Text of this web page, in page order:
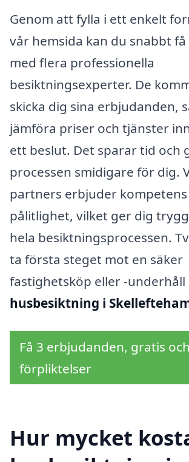
Genom att fylla i ett enkelt
vår hemsida kan du snabbt
med flera professionella
besiktningsexperter. De
skicka dig sina erbjudanden,
jämföra priser och tjänster
ett beslut. Det sparar tid och
processen smidigare för dig.
partners erbjuder kompetens
pålitlighet, vilket ger dig
hela besiktningsprocessen.
ta första steget mot en säker
fastighetsköp eller -underhåll
husbesiktning i
Få 3 erbjudanden, gratis
förpliktelser
Hur mycket